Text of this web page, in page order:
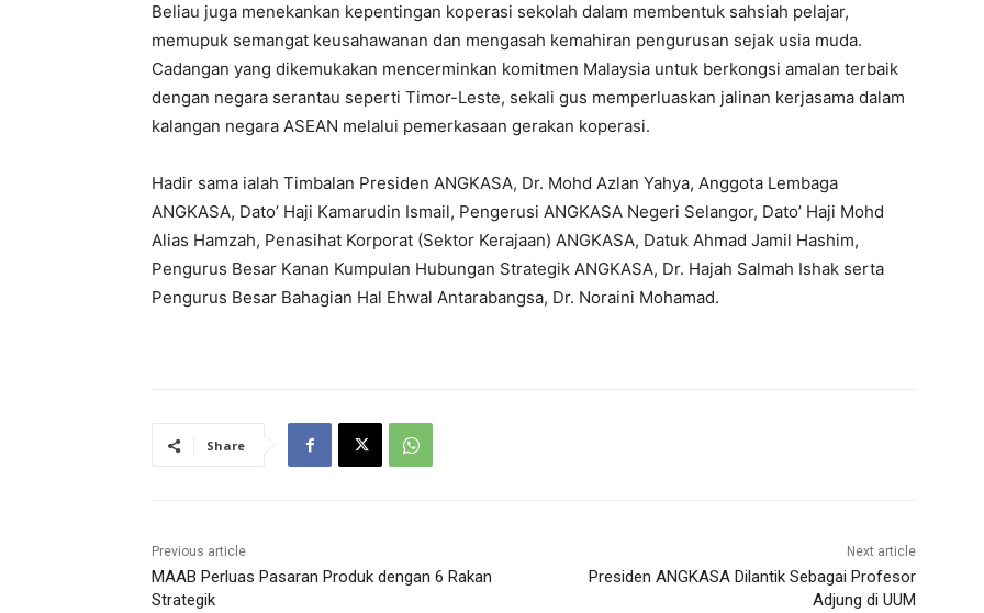
Beliau juga menekankan kepentingan koperasi sekolah dalam membentuk sahsiah pelajar,
memupuk semangat keusahawanan dan mengasah kemahiran pengurusan sejak usia muda.
Cadangan yang dikemukakan mencerminkan komitmen Malaysia untuk berkongsi amalan terbaik
dengan negara serantau seperti Timor-Leste, sekali gus memperluaskan jalinan kerjasama dalam
kalangan negara ASEAN melalui pemerkasaan gerakan koperasi.
Hadir sama ialah Timbalan Presiden ANGKASA, Dr. Mohd Azlan Yahya, Anggota Lembaga
ANGKASA, Dato’ Haji Kamarudin Ismail, Pengerusi ANGKASA Negeri Selangor, Dato’ Haji Mohd
Alias Hamzah, Penasihat Korporat (Sektor Kerajaan) ANGKASA, Datuk Ahmad Jamil Hashim,
Pengurus Besar Kanan Kumpulan Hubungan Strategik ANGKASA, Dr. Hajah Salmah Ishak serta
Pengurus Besar Bahagian Hal Ehwal Antarabangsa, Dr. Noraini Mohamad.
Share
Previous article
MAAB Perluas Pasaran Produk dengan 6 Rakan
Strategik
Next article
Presiden ANGKASA Dilantik Sebagai Profesor
Adjung di UUM